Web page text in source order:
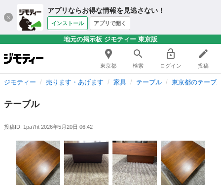
アプリならお得な情報を見逃さない！
インストール アプリで開く
地元の掲示板 ジモティー 東京版
東京都 検索 ログイン 投稿
ジモティー 売ります・あげます 家具 テーブル 東京都のテーブ
テーブル
投稿ID: 1pa7ht 2026年5月20日 06:42